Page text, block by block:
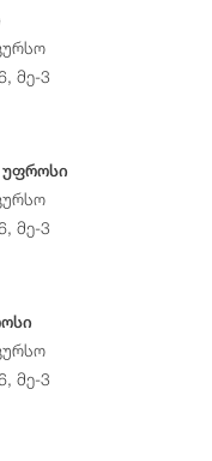
მე-3
უფროსი
მე-3
მე-3